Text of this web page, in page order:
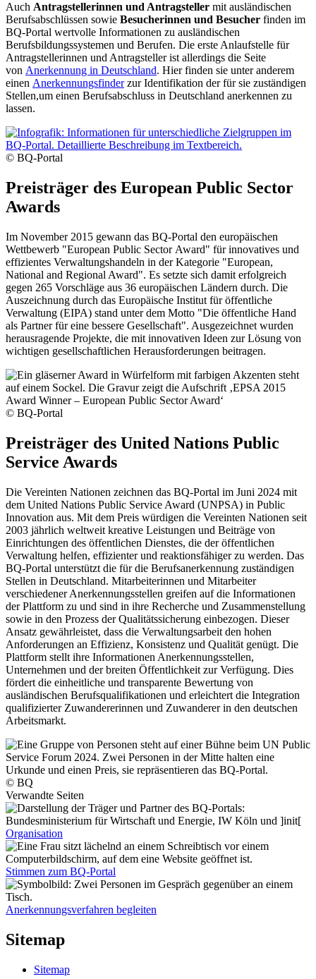
Auch Antragstellerinnen und Antragsteller mit ausländischen
Berufsabschlüssen sowie Besucherinnen und Besucher finden im
BQ-Portal wertvolle Informationen zu ausländischen
Berufsbildungssystemen und Berufen. Die erste Anlaufstelle für
Antragstellerinnen und Antragsteller ist allerdings die Seite
von Anerkennung in Deutschland. Hier finden sie unter anderem
einen Anerkennungsfinderzur Identifikation der für sie zuständigen
Stellen,um einen Berufsabschluss in Deutschland anerkennen zu
lassen.
© BQ-Portal
Preisträger des European Public Sector
Awards
Im November 2015 gewann das BQ-Portal den europäischen
Wettbewerb "European Public Sector Award" für innovatives und
effizientes Verwaltungshandeln in der Kategorie "European,
National and Regional Award". Es setzte sich damit erfolgreich
gegen 265 Vorschläge aus 36 europäischen Ländern durch. Die
Auszeichnung durch das Europäische Institut für öffentliche
Verwaltung (EIPA) stand unter dem Motto "Die öffentliche Hand
als Partner für eine bessere Gesellschaft". Ausgezeichnet wurden
herausragende Projekte, die mit innovativen Ideen zur Lösung von
wichtigen gesellschaftlichen Herausforderungen beitragen.
© BQ-Portal
Preisträger des United Nations Public
Service Awards
Die Vereinten Nationen zeichnen das BQ-Portal im Juni 2024 mit
dem United Nations Public Service Award (UNPSA) in Public
Innovation aus. Mit dem Preis würdigen die Vereinten Nationen seit
2003 jährlich weltweit kreative Leistungen und Beiträge von
Einrichtungen des öffentlichen Dienstes, die der öffentlichen
Verwaltung helfen, effizienter und reaktionsfähiger zu werden. Das
BQ-Portal unterstützt die für die Berufsanerkennung zuständigen
Stellen in Deutschland. Mitarbeiterinnen und Mitarbeiter
verschiedener Anerkennungsstellen greifen auf die Informationen
der Plattform zu und sind in ihre Recherche und Zusammenstellung
sowie in den Prozess der Qualitätssicherung einbezogen. Dieser
Ansatz gewährleistet, dass die Verwaltungsarbeit den hohen
Anforderungen an Effizienz, Konsistenz und Qualität genügt. Die
Plattform stellt ihre Informationen Anerkennungsstellen,
Unternehmen und der breiten Öffentlichkeit zur Verfügung. Dies
fördert die einheitliche und transparente Bewertung von
ausländischen Berufsqualifikationen und erleichtert die Integration
qualifizierter Zuwandererinnen und Zuwanderer in den deutschen
Arbeitsmarkt.
© BQ
Verwandte Seiten
Organisation
Stimmen zum BQ-Portal
Anerkennungsverfahren begleiten
Sitemap
Sitemap